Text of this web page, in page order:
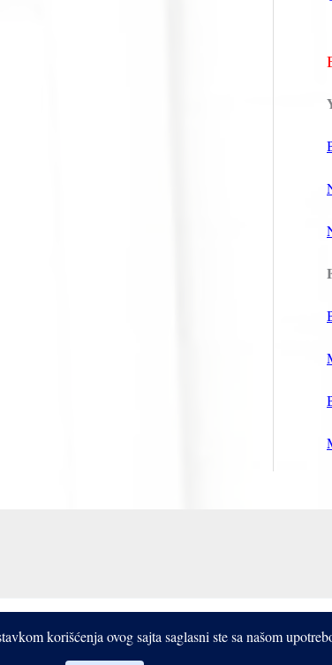
© 2017- 2026 Bistrooki
korišćenja ovog sajta saglasni ste sa našom